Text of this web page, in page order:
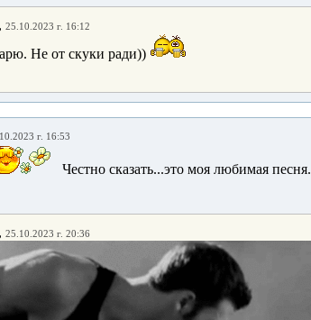
25.10.2023 г. 16:12
Не от скуки ради))
г. 16:53
Честно сказать...это моя любимая песня.
25.10.2023 г. 20:36